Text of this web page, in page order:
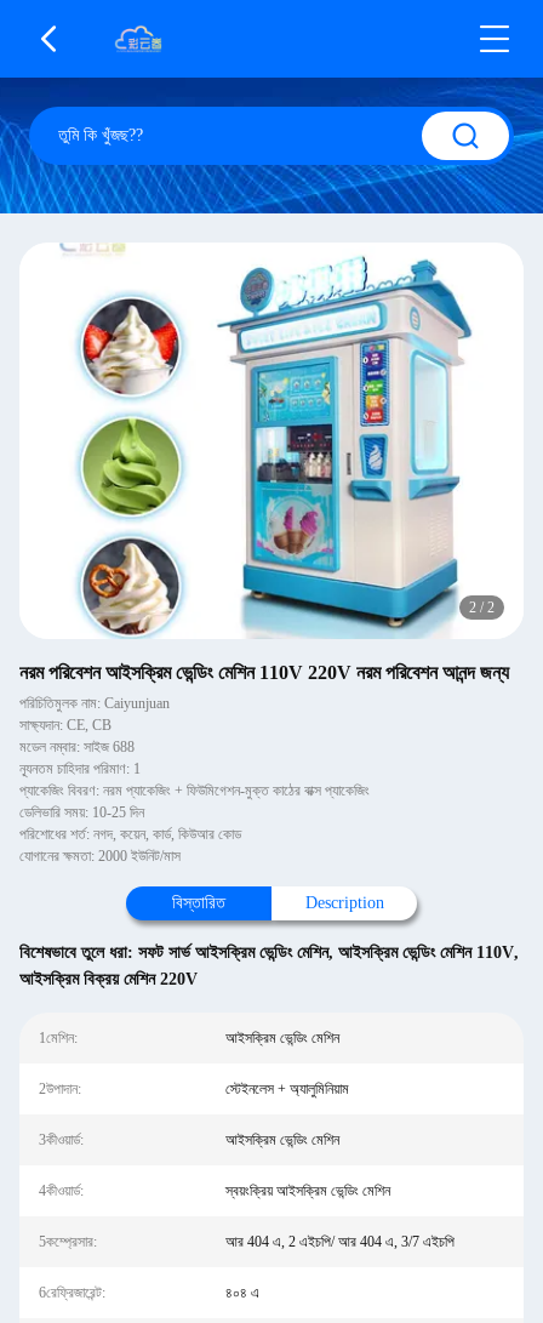
2 / 2
নরম পরিবেশন আইসক্রিম ভেন্ডিং মেশিন 110V 220V নরম পরিবেশন আনন্দ জন্য
পরিচিতিমুলক নাম: Caiyunjuan
সাক্ষ্যদান: CE, CB
মডেল নম্বার: সাইজ 688
ন্যূনতম চাহিদার পরিমাণ: 1
প্যাকেজিং বিবরণ: নরম প্যাকেজিং + ফিউমিগেশন-মুক্ত কাঠের বাক্স প্যাকেজিং
ডেলিভারি সময়: 10-25 দিন
পরিশোধের শর্ত: নগদ, কয়েন, কার্ড, কিউআর কোড
যোগানের ক্ষমতা: 2000 ইউনিট/মাস
বিস্তারিত Description
বিশেষভাবে তুলে ধরা: সফট সার্ভ আইসক্রিম ভেন্ডিং মেশিন, আইসক্রিম ভেন্ডিং মেশিন 110V,
আইসক্রিম বিক্রয় মেশিন 220V
1মেশিন: আইসক্রিম ভেন্ডিং মেশিন
2উপাদান: স্টেইনলেস + অ্যালুমিনিয়াম
3কীওয়ার্ড: আইসক্রিম ভেন্ডিং মেশিন
4কীওয়ার্ড: স্বয়ংক্রিয় আইসক্রিম ভেন্ডিং মেশিন
5কম্প্রেসার: আর 404 এ, 2 এইচপি/ আর 404 এ, 3/7 এইচপি
6রেফ্রিজারেন্ট: ৪০৪ এ